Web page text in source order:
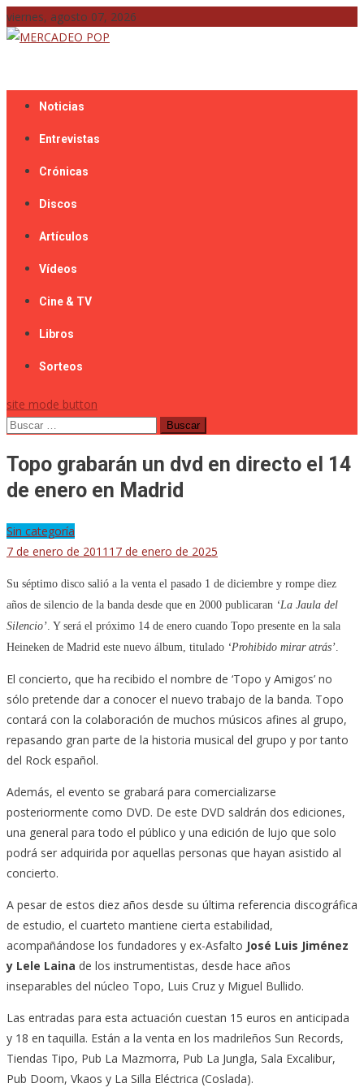
Skip
to
viernes, agosto 07, 2026
Noticias
Entrevistas
Crónicas
Discos
Artículos
Vídeos
Cine & TV
Libros
Sorteos
site mode button
Buscar:
Topo grabarán un dvd en directo el 14
de enero en Madrid
Sin categoría
7 de enero de 2011 17 de enero de 2025
Su séptimo disco salió a la venta el pasado 1 de diciembre y rompe diez
años de silencio de la banda desde que en 2000 publicaran ‘La Jaula del
Silencio’ . Y será el próximo 14 de enero cuando Topo presente en la sala
Heineken de Madrid este nuevo álbum, titulado ‘Prohibido mirar atrás’
El concierto, que ha recibido el nombre de ‘Topo y Amigos’ no
sólo pretende dar a conocer el nuevo trabajo de la banda. Topo
contará con la colaboración de muchos músicos afines al grupo,
repasando gran parte de la historia musical del grupo y por tanto
del Rock español.
Además, el evento se grabará para comercializarse
posteriormente como DVD. De este DVD saldrán dos ediciones,
una general para todo el público y una edición de lujo que solo
podrá ser adquirida por aquellas personas que hayan asistido al
concierto.
A pesar de estos diez años desde su última referencia discográfica
de estudio, el cuarteto mantiene cierta estabilidad,
acompañándose los fundadores y ex-Asfalto José Luis Jiménez
y Lele Laina de los instrumentistas, desde hace años
inseparables del núcleo Topo, Luis Cruz y Miguel Bullido.
Las entradas para esta actuación cuestan 15 euros en anticipada
y 18 en taquilla. Están a la venta en los madrileños Sun Records,
Tiendas Tipo, Pub La Mazmorra, Pub La Jungla, Sala Excalibur,
Pub Doom, Vkaos y La Silla Eléctrica (Coslada).